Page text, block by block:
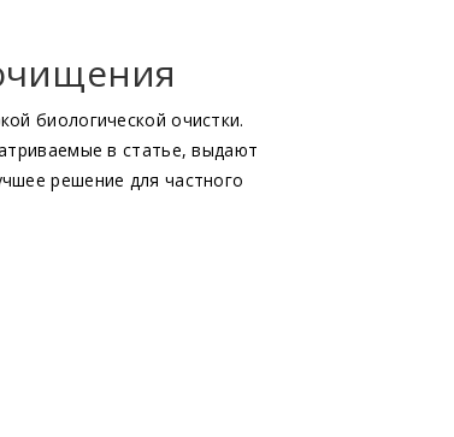
биологической очистки.
в статье, выдают
решение для частного